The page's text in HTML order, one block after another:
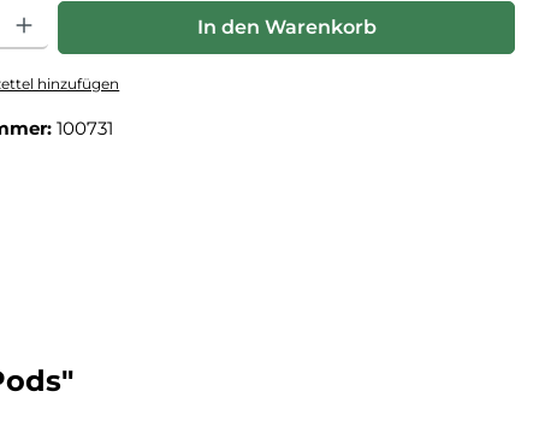
Gib den gewünschten Wert ein oder benutze die Schaltflächen um die
In den Warenkorb
hinzufügen
100731